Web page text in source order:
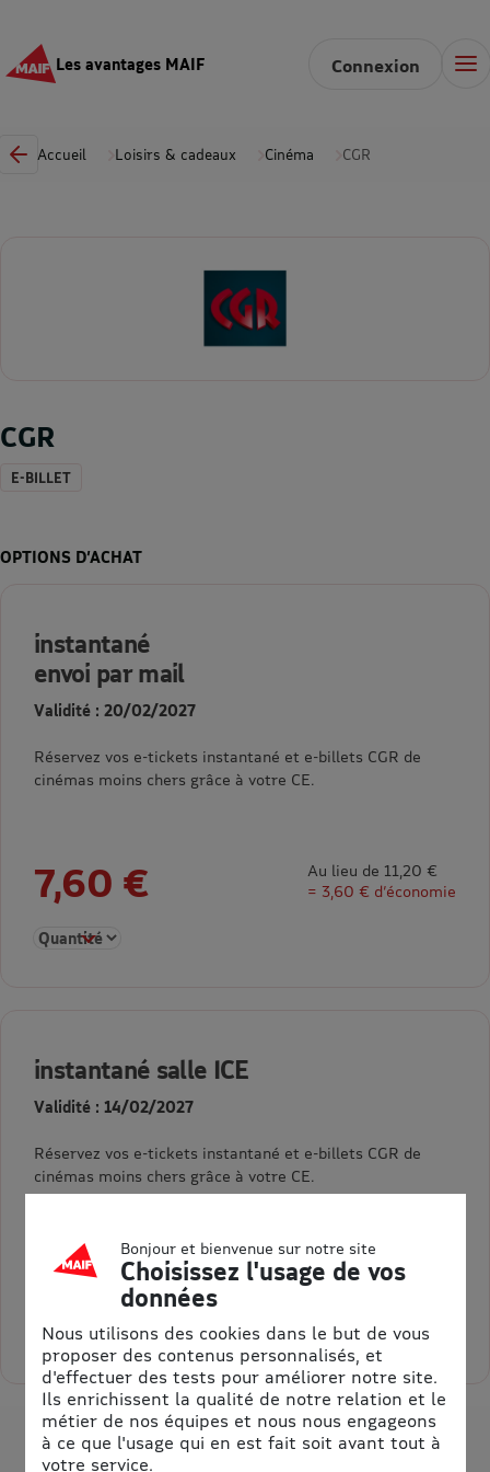
Les avantages MAIF Connexion
Accueil Loisirs & cadeaux Cinéma CGR
CGR
E-BILLET
OPTIONS D’ACHAT
instantané
envoi par mail
Validité : 20/02/2027
Réservez vos e-tickets instantané et e-billets CGR de
cinémas moins chers grâce à votre CE.
7,60 €
Au lieu de 11,20 €
= 3,60 € d’économie
Sélectionner la quantité pour instantané envoi par mail
instantané salle ICE
Validité : 14/02/2027
Réservez vos e-tickets instantané et e-billets CGR de
cinémas moins chers grâce à votre CE.
10,90 €
Au lieu de 16,00 €
= 5,10 € d’économie
Sélectionner la quantité pour instantané salle ICE
Bonjour et bienvenue sur notre site
Choisissez l'usage de vos
données
Nous utilisons des cookies dans le but de vous
proposer des contenus personnalisés, et
d'effectuer des tests pour améliorer notre site.
Ils enrichissent la qualité de notre relation et le
métier de nos équipes et nous nous engageons
à ce que l'usage qui en est fait soit avant tout à
votre service.